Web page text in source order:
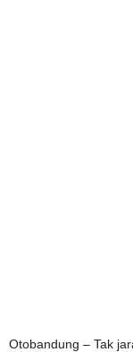
Otobandung – Tak